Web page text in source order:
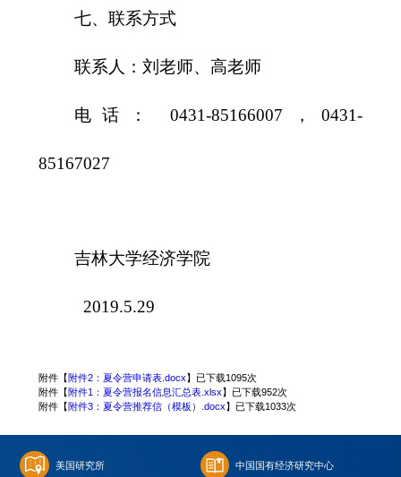
七、联系方式
联系人：刘老师、高老师
电话： 0431-85166007 ，0431-
85167027
吉林大学经济学院
2019.5.29
附件【附件2：夏令营申请表.docx】已下载1095次
附件【附件1：夏令营报名信息汇总表.xlsx】已下载952次
附件【附件3：夏令营推荐信（模板）.docx】已下载1033次
美国研究所 中国国有经济研究中心